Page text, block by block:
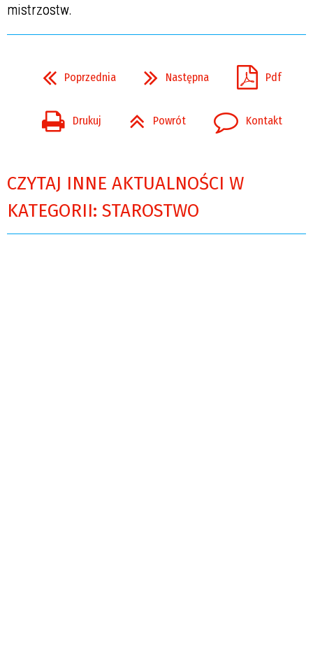
mistrzostw.
Poprzednia Następna Pdf
Drukuj Powrót Kontakt
CZYTAJ INNE AKTUALNOŚCI W
KATEGORII: STAROSTWO